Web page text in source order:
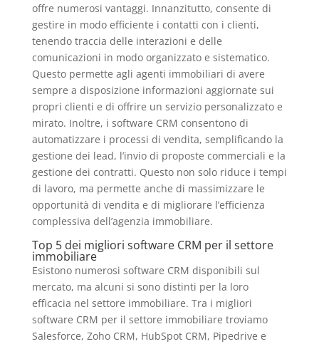
offre numerosi vantaggi. Innanzitutto, consente di
gestire in modo efficiente i contatti con i clienti,
tenendo traccia delle interazioni e delle
comunicazioni in modo organizzato e sistematico.
Questo permette agli agenti immobiliari di avere
sempre a disposizione informazioni aggiornate sui
propri clienti e di offrire un servizio personalizzato e
mirato. Inoltre, i software CRM consentono di
automatizzare i processi di vendita, semplificando la
gestione dei lead, l’invio di proposte commerciali e la
gestione dei contratti. Questo non solo riduce i tempi
di lavoro, ma permette anche di massimizzare le
opportunità di vendita e di migliorare l’efficienza
complessiva dell’agenzia immobiliare.
Top 5 dei migliori software CRM per il settore
immobiliare
Esistono numerosi software CRM disponibili sul
mercato, ma alcuni si sono distinti per la loro
efficacia nel settore immobiliare. Tra i migliori
software CRM per il settore immobiliare troviamo
Salesforce, Zoho CRM, HubSpot CRM, Pipedrive e